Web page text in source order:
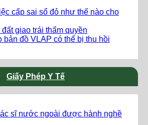
cấp sai sổ đỏ như thế nào cho
giao trái thẩm quyền
bản đồ VLAP có thể bị thu hồi
Giấy Phép Y Tế
sĩ nước ngoài được hành nghề